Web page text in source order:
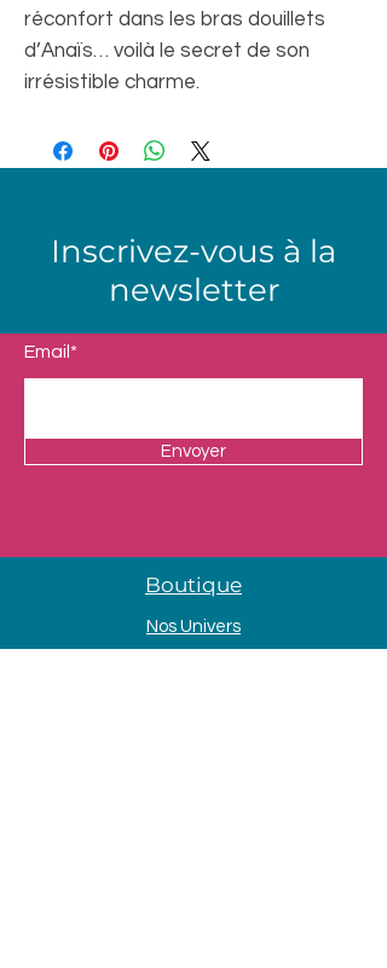
réconfort dans les bras douillets
d’Anaïs… voilà le secret de son
irrésistible charme.
Inscrivez-vous à la
newsletter
Email*
Envoyer
Boutique
Nos Univers